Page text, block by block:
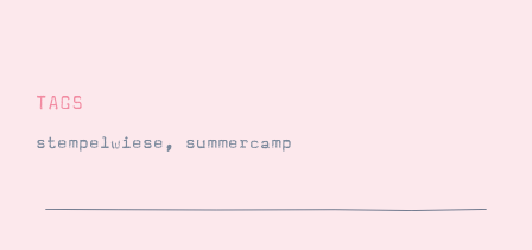
TAGS
stempelwiese, summercamp